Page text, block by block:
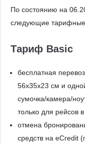
По состоянию на
следующие
Тариф Basic
бесплатная
56x35x23 см и
сумочка/камера/
только для рейсов
отмена
средств на eCredit